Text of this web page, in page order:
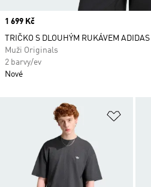
Price
1 699 Kč
TRIČKO S DLOUHÝM RUKÁVEM
Muži Originals
2 barvy/ev
Nové